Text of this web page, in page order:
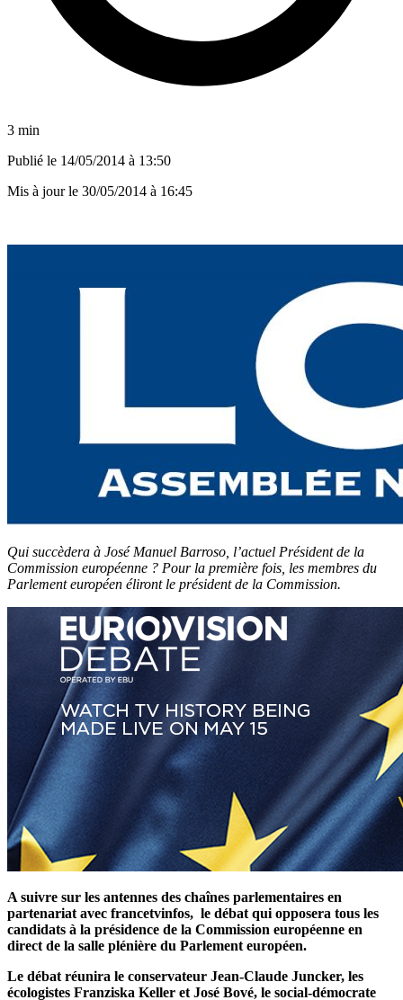
3 min
Publié le 14/05/2014 à 13:50
Mis à jour le 30/05/2014 à 16:45
Qui succèdera à José Manuel Barroso, l’actuel Président de la
Commission européenne ? Pour la première fois, les membres du
Parlement européen éliront le président de la Commission.
A suivre sur les antennes des chaînes parlementaires en
partenariat avec francetvinfos, le débat qui opposera tous les
candidats à la présidence de la Commission européenne en
direct de la salle plénière du Parlement européen.
Le débat réunira le conservateur Jean-Claude Juncker, les
écologistes Franziska Keller et José Bové, le social-démocrate